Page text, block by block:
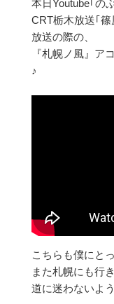
本日Youtube｢の
CRT栃木放送｢篠
放送の際の、
『札幌ノ風』ア
♪
こちらも僕にと
また札幌にも行
道に迷わないよ